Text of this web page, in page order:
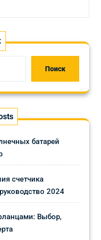
Поиск
батарей
счетчика
2024
Выбор,